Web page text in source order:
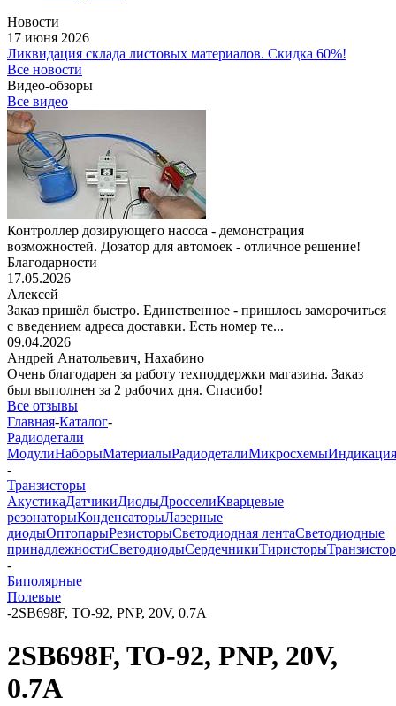
Новости
17 июня 2026
Ликвидация склада листовых материалов. Скидка 60%!
Все новости
Видео-обзоры
Все видео
Контроллер дозирующего насоса - демонстрация
возможностей. Дозатор для автомоек - отличное решение!
Благодарности
17.05.2026
Алексей
Заказ пришёл быстро. Единственное - пришлось заморочиться
с введением адреса доставки. Есть номер те...
09.04.2026
Андрей Анатольевич, Нахабино
Очень благодарен за работу техподдержки магазина. Заказ
был выполнен за 2 рабочих дня. Спасибо!
Все отзывы
Главная-Каталог-
Радиодетали
МодулиНаборыМатериалыРадиодеталиМикросхемыИндикация
-
Транзисторы
АкустикаДатчикиДиодыДросселиКварцевые
резонаторыКонденсаторыЛазерные
диодыОптопарыРезисторыСветодиодная лентаСветодиодные
принадлежностиСветодиодыСердечникиТиристоры
-
Биполярные
Полевые
-2SB698F, TO-92, PNP, 20V, 0.7A
2SB698F, TO-92, PNP, 20V,
0.7A